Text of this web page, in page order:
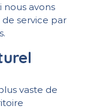
avons
service par
vaste de